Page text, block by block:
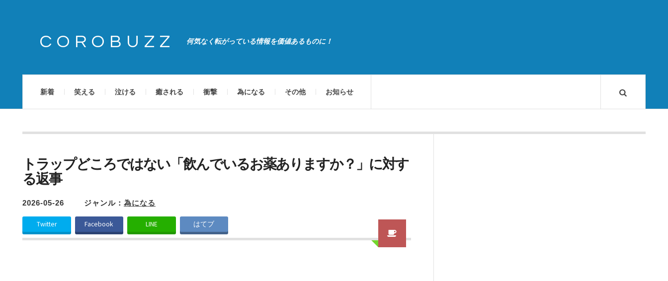
COROBUZZ 何気なく転がっている情報を価値あるものに！
新着 笑える 泣ける 癒される 衝撃 為になる その他 お知らせ
トラップどころではない「飲んでいるお薬ありますか？」に対す
る返事
2026-05-26 ジャンル： 為になる
Twitter Facebook LINE はてブ